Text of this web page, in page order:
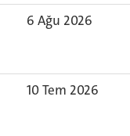
6 Ağu 2026
10 Tem 2026